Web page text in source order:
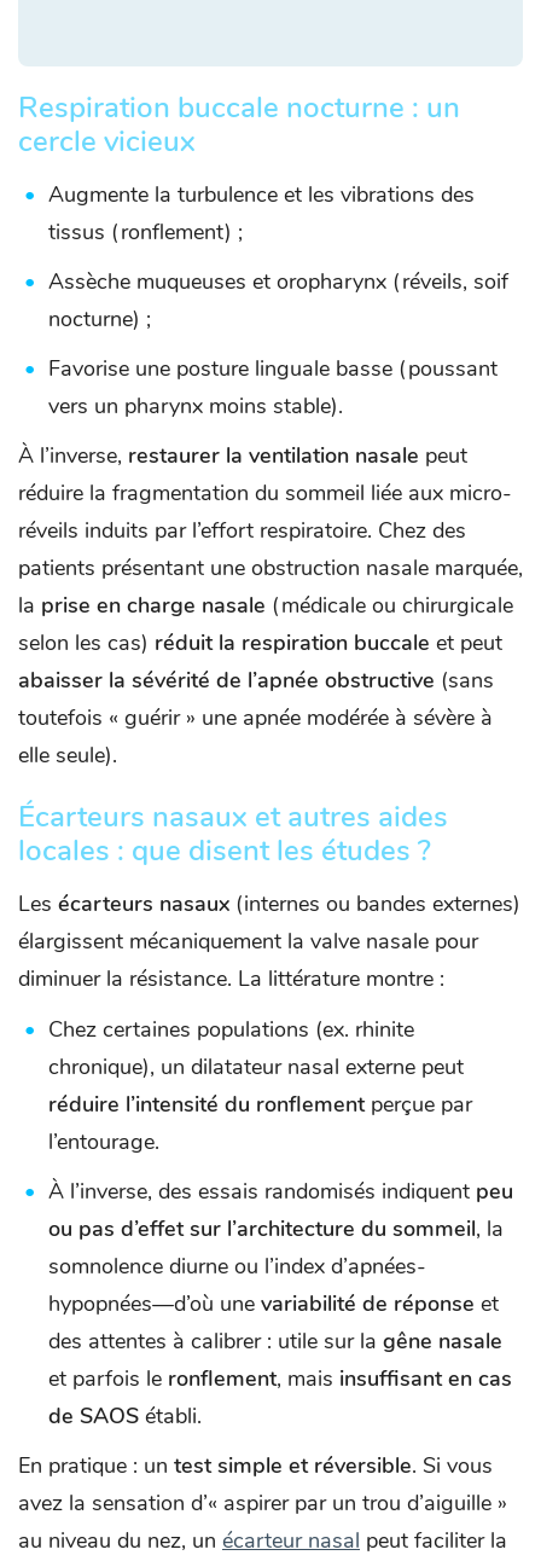
Respiration buccale nocturne : un
cercle vicieux
Augmente la turbulence et les vibrations des
tissus (ronflement) ;
Assèche muqueuses et oropharynx (réveils, soif
nocturne) ;
Favorise une posture linguale basse (poussant
vers un pharynx moins stable).
À l’inverse, restaurer la ventilation nasale peut
réduire la fragmentation du sommeil liée aux micro-
réveils induits par l’effort respiratoire. Chez des
patients présentant une obstruction nasale marquée,
la prise en charge nasale (médicale ou chirurgicale
selon les cas) réduit la respiration buccale et peut
abaisser la sévérité de l’apnée obstructive (sans
toutefois « guérir » une apnée modérée à sévère à
elle seule).
Écarteurs nasaux et autres aides
locales : que disent les études ?
Les écarteurs nasaux (internes ou bandes externes)
élargissent mécaniquement la valve nasale pour
diminuer la résistance. La littérature montre :
Chez certaines populations (ex. rhinite
chronique), un dilatateur nasal externe peut
réduire l’intensité du ronflementperçue par
l’entourage.
À l’inverse, des essais randomisés indiquent peu
ou pas d’effet sur l’architecture du sommeil, la
somnolence diurne ou l’index d’apnées-
hypopnées—d’où une variabilité de réponse et
des attentes à calibrer : utile sur la gêne nasale
et parfois le ronflement, mais insuffisant en cas
de SAOS établi.
En pratique : un test simple et réversible. Si vous
avez la sensation d’« aspirer par un trou d’aiguille »
au niveau du nez, un écarteur nasal peut faciliter la